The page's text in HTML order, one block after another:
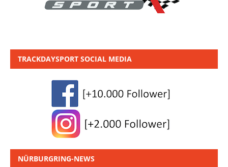
TRACKDAYSPORT SOCIAL MEDIA
NÜRBURGRING-NEWS